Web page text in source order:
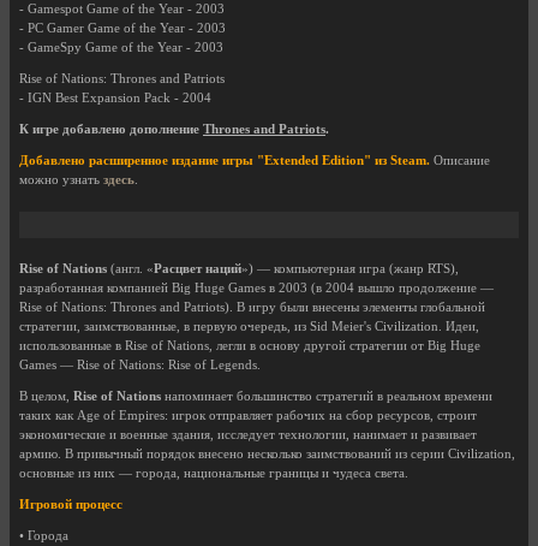
- Gamespot Game of the Year - 2003
- PC Gamer Game of the Year - 2003
- GameSpy Game of the Year - 2003
Rise of Nations: Thrones and Patriots
- IGN Best Expansion Pack - 2004
К игре добавлено дополнение Thrones and Patriots.
Добавлено расширенное издание игры "Extended Edition" из Steam. Описание
можно узнать здесь
Rise of Nations (англ. «Расцвет наций») — компьютерная игра (жанр RTS),
разработанная компанией Big Huge Games в 2003 (в 2004 вышло продолжение —
Rise of Nations: Thrones and Patriots). В игру были внесены элементы глобальной
стратегии, заимствованные, в первую очередь, из Sid Meier's Civilization. Идеи,
использованные в Rise of Nations, легли в основу другой стратегии от Big Huge
Games — Rise of Nations: Rise of Legends.
В целом, Rise of Nations напоминает большинство стратегий в реальном времени
таких как Age of Empires: игрок отправляет рабочих на сбор ресурсов, строит
экономические и военные здания, исследует технологии, нанимает и развивает
армию. В привычный порядок внесено несколько заимствований из серии Civilization,
основные из них — города, национальные границы и чудеса света.
Игровой процесс
• Города